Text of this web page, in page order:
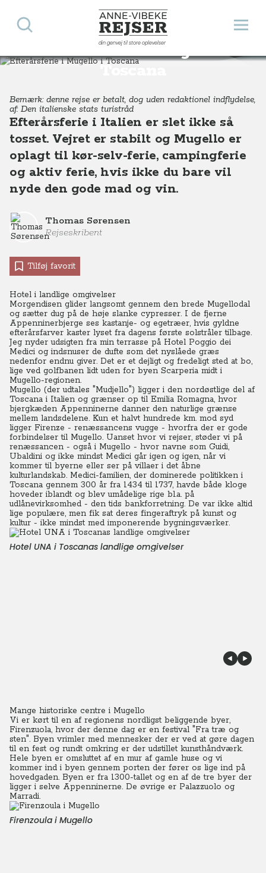
Anne-Vibeke Rejser
din genvej til store oplevelser
Åbn
Søg
Efterårsferie i Mugello i
Toscana
Destinationer Europa Italien Toscana Efterårsferie i Mugello i Toscana
Bemærk: denne rejse er betalt, dog uden redaktionel indflydelse,
af: Den italienske stats turistråd
Efterårsferie i Italien er slet ikke så
tosset. Vejret er stabilt og Mugello er
oplagt til kør-selv-ferie, campingferie
og aktiv ferie, hvis ikke du bare vil
nyde den gode mad og vin.
Thomas Sørensen
Rejseskribent
Tilføj favorit
Hotel i landlige omgivelser
Morgendisen glider langsomt gennem den brede Mugellodal
og sætter dug på de høje slanke cypresser. I de fjerne
Appenninerbjerge ses kastanje- og egetræer, hvis gyldne
efterårsfarver kaster lyset fra dagens første solstråler tilbage.
Jeg nyder udsigten fra min terrasse på Hotel Poggio dei
Medici og indsnuser de dufte som det nyslåede græs
nedenfor endnu giver. Det er et dejligt og fredeligt sted at bo,
lige ved golfbanen lidt uden for byen Scarperia midt i
Mugello-regionen.
Mugello (der udtales "Mudjello") ligger i den nordøstlige del af
Toscana i Italien og grænser op til Emilia Romagna, hvor
bjergkæden Appenninerne danner den naturlige grænse
mellem landsdelene. Kun et halvt hundrede km. mod syd
ligger Firenze - renæssancens vugge - hvorfra der er gode
forbindelser til Mugello. Uanset hvor vi rejser, støder vi på
renæssancen - også i Mugello - hvor navne som Guidi,
Ubaldini og ikke mindst Medici går igen og igen, når vi
kommer til byerne eller ser på villaer i det åbne
kulturlandskab. Medici-familien, der dominerede politikken i
Toscana gennem 300 år fra 1434 til 1737, havde både kloge
hoveder iblandt og blev umådelige rige bl.a. på
udlånevirksomhed - den tids bankforretning. De var ikke altid
lige populære, men fik sat deres fingeraftryk på kunst og
kultur - ikke mindst med imponerende bygningsværker.
Hotel UNA i Toscanas landlige omgivelser
Mange historiske centre i Mugello
Vi er kørt til en af regionens nordligst beliggende byer,
Firenzuola, hvor der denne dag er en festival "Fra træ og
sten". Byen vrimler med mennesker der er ved at gøre dagen
til en fest og rundt omkring er der udstillet kunsthåndværk.
Hele byen er omsluttet af en mur af gamle huse og vi
kommer ind i byen gennem porten der fører os lige ind på
hovedgaden. Byen er fra 1300-tallet og en af de tre byer der
ligger i selve Appenninerne. De øvrige er Palazzuolo og
Marradi.
Firenzoula i Mugello